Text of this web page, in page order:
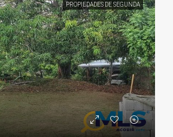
PROPIEDADES DE SEGUNDA